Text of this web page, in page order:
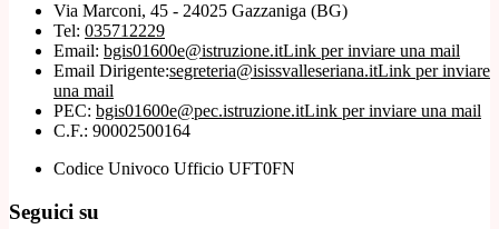
Via Marconi, 45 - 24025 Gazzaniga (BG)
Tel: 035712229
Email: bgis01600e@istruzione.itLink per inviare una mail
Email Dirigente:segreteria@isissvalleseriana.itLink per inviare
una mail
PEC: bgis01600e@pec.istruzione.itLink per inviare una mail
C.F.: 90002500164
Codice Univoco Ufficio UFT0FN
Seguici su